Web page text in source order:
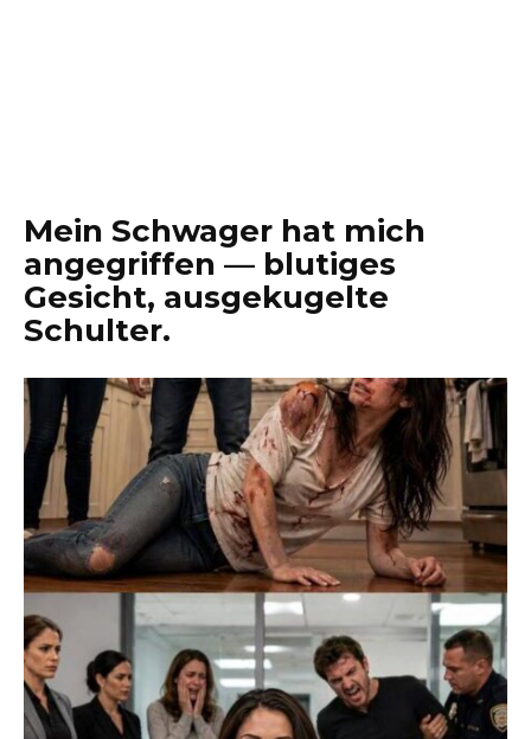
Mein Schwager hat mich
angegriffen — blutiges
Gesicht, ausgekugelte
Schulter.